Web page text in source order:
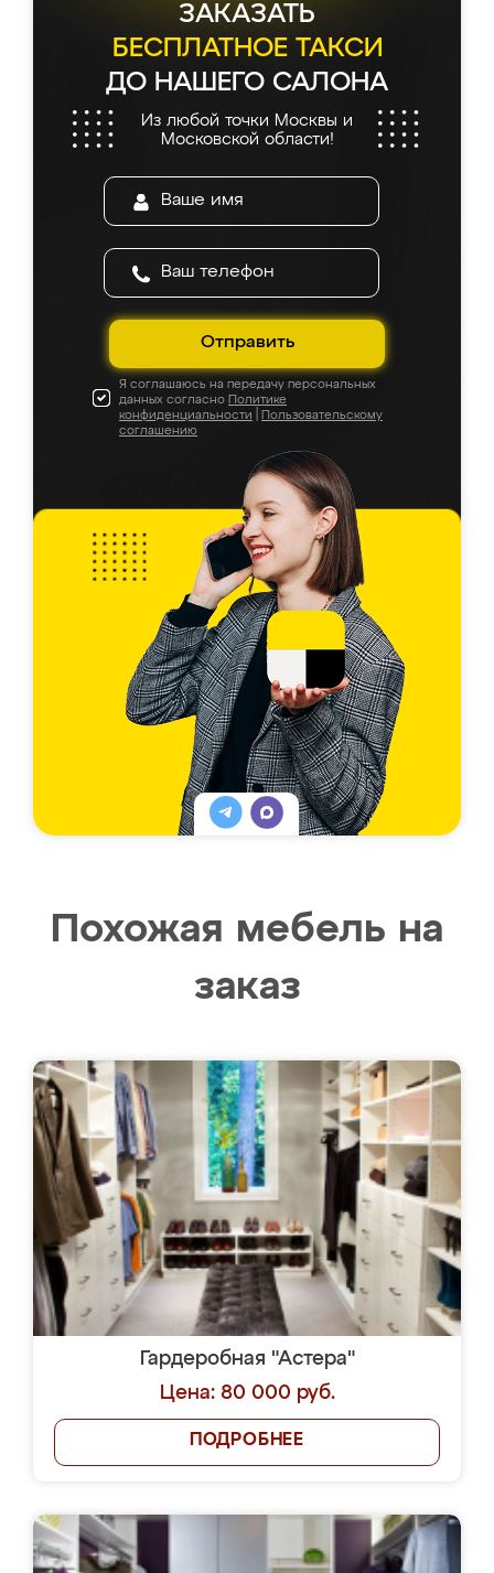
ЗАКАЗАТЬ
БЕСПЛАТНОЕ ТАКСИ
ДО НАШЕГО САЛОНА
Из любой точки Москвы и
Московской области!
Отправить
Я соглашаюсь на передачу персональных
данных согласно Политике
конфиденциальности
Пользовательскому
соглашению
Похожая мебель на
заказ
Гардеробная "Астера"
Цена: 80 000 руб.
ПОДРОБНЕЕ